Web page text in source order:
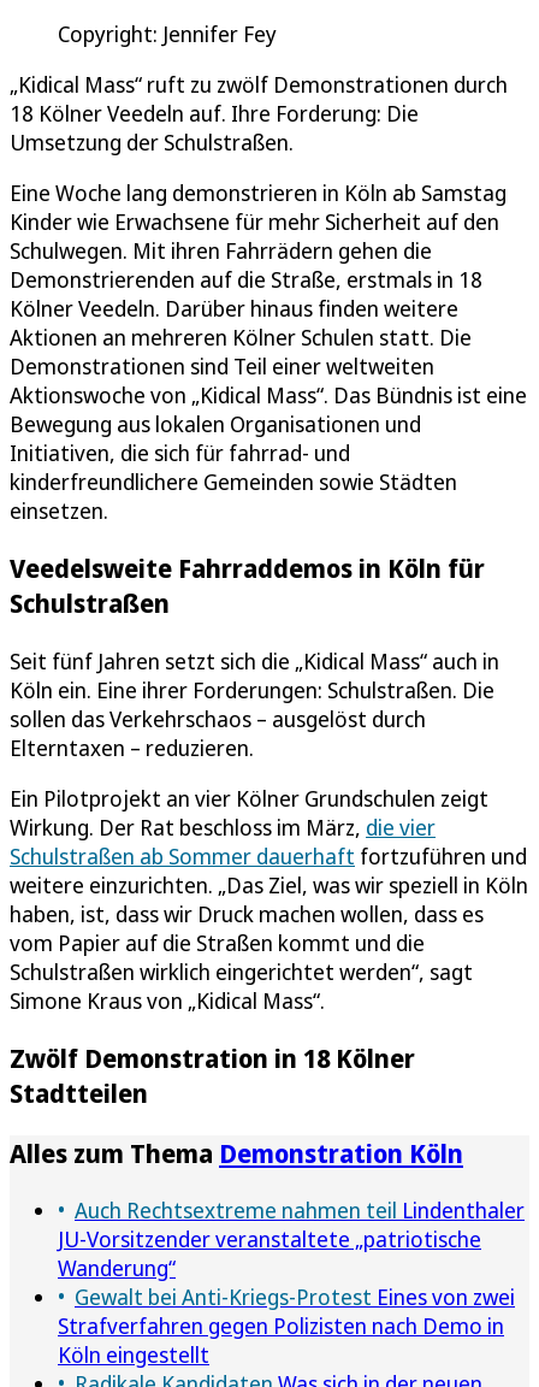
Copyright: Jennifer Fey
„Kidical Mass“ ruft zu zwölf Demonstrationen durch
18 Kölner Veedeln auf. Ihre Forderung: Die
Umsetzung der Schulstraßen.
Eine Woche lang demonstrieren in Köln ab Samstag
Kinder wie Erwachsene für mehr Sicherheit auf den
Schulwegen. Mit ihren Fahrrädern gehen die
Demonstrierenden auf die Straße, erstmals in 18
Kölner Veedeln. Darüber hinaus finden weitere
Aktionen an mehreren Kölner Schulen statt. Die
Demonstrationen sind Teil einer weltweiten
Aktionswoche von „Kidical Mass“. Das Bündnis ist eine
Bewegung aus lokalen Organisationen und
Initiativen, die sich für fahrrad- und
kinderfreundlichere Gemeinden sowie Städten
einsetzen.
Veedelsweite Fahrraddemos in Köln für
Schulstraßen
Seit fünf Jahren setzt sich die „Kidical Mass“ auch in
Köln ein. Eine ihrer Forderungen: Schulstraßen. Die
sollen das Verkehrschaos – ausgelöst durch
Elterntaxen – reduzieren.
Ein Pilotprojekt an vier Kölner Grundschulen zeigt
Wirkung. Der Rat beschloss im März, die vier
Schulstraßen ab Sommer dauerhaft fortzuführen und
weitere einzurichten. „Das Ziel, was wir speziell in Köln
haben, ist, dass wir Druck machen wollen, dass es
vom Papier auf die Straßen kommt und die
Schulstraßen wirklich eingerichtet werden“, sagt
Simone Kraus von „Kidical Mass“.
Zwölf Demonstration in 18 Kölner
Stadtteilen
Alles zum Thema Demonstration Köln
Auch Rechtsextreme nahmen teil Lindenthaler
JU-Vorsitzender veranstaltete „patriotische
Wanderung“
Gewalt bei Anti-Kriegs-Protest Eines von zwei
Strafverfahren gegen Polizisten nach Demo in
Köln eingestellt